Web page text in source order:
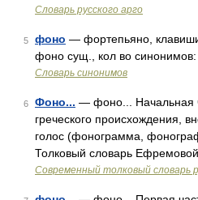
Словарь русского арго
5 фоно — фортепьяно,
фоно сущ., кол во синонимов:
Словарь синонимов
6 Фоно... — фоно... Начальная
греческого происхождения,
голос (фонограмма,
Толковый словарь
Современный толковый словарь